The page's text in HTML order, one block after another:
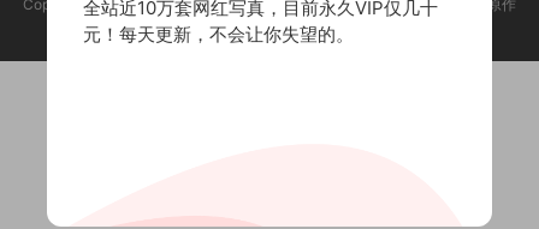
Copyright @ 2025 养眼集 版权声明:本站所有资源均收集于网络，版权归原作
者所有，如有侵权，请联系删除。
全站近10万套网红写真，目前永久VIP仅几十
元！每天更新，不会让你失望的。